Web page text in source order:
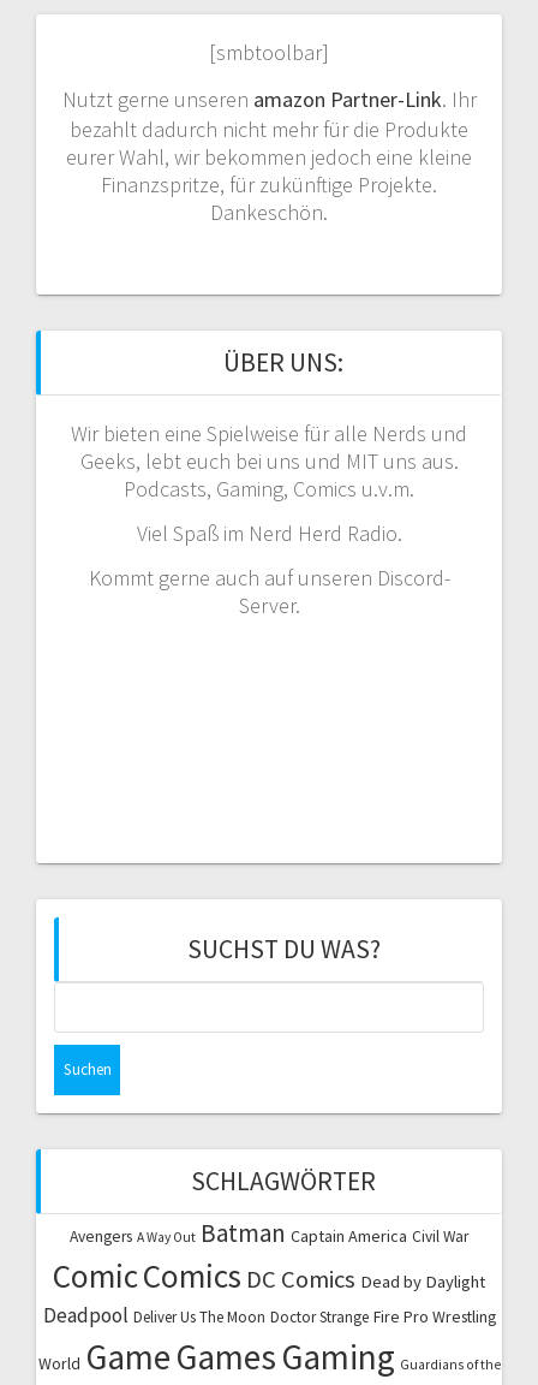
[smbtoolbar]
Nutzt gerne unseren amazon Partner-Link. Ihr
bezahlt dadurch nicht mehr für die Produkte
eurer Wahl, wir bekommen jedoch eine kleine
Finanzspritze, für zukünftige Projekte.
Dankeschön.
ÜBER UNS:
Wir bieten eine Spielweise für alle Nerds und
Geeks, lebt euch bei uns und MIT uns aus.
Podcasts, Gaming, Comics u.v.m.
Viel Spaß im Nerd Herd Radio.
Kommt gerne auch auf unseren Discord-
Server.
SUCHST DU WAS?
SCHLAGWÖRTER
Avengers A Way Out Batman Captain America Civil War
ComicComics DC Comics Dead by Daylight
Deadpool Deliver Us The Moon Doctor Strange Fire Pro Wrestling
World GameGamesGaming Guardians of the